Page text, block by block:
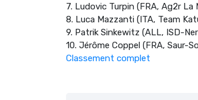
7. Ludovic Turpin (FRA, Ag2r La
8. Luca Mazzanti (ITA, Team
9. Patrik Sinkewitz (ALL, ISD-
10. Jérôme Coppel (FRA, Saur-
Classement complet